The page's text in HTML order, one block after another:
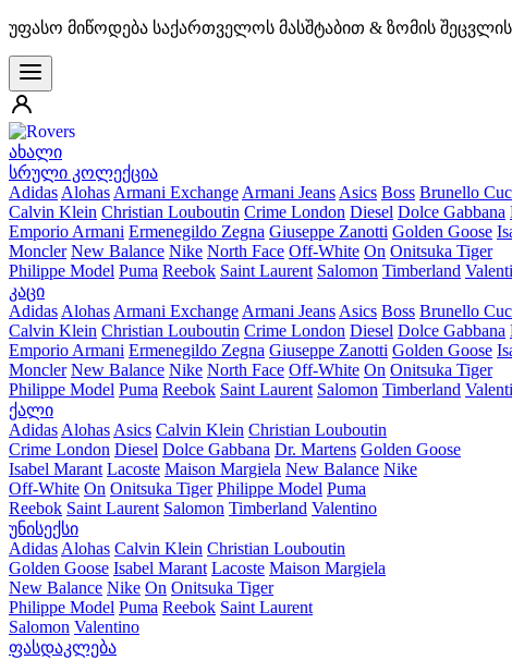
უფასო მიწოდება საქართველოს მასშტაბით & ზომის
ახალი
სრული კოლექცია
Adidas Alohas Armani Exchange Armani Jeans Asics Boss Brunello
Calvin Klein Christian Louboutin Crime London Diesel Dolce Gabbana
Emporio Armani Ermenegildo Zegna Giuseppe Zanotti Golden Goose
Moncler New Balance Nike North Face Off-White On Onitsuka Tiger
Philippe Model Puma Reebok Saint Laurent Salomon Timberland
კაცი
Adidas Alohas Armani Exchange Armani Jeans Asics Boss Brunello
Calvin Klein Christian Louboutin Crime London Diesel Dolce Gabbana
Emporio Armani Ermenegildo Zegna Giuseppe Zanotti Golden Goose
Moncler New Balance Nike North Face Off-White On Onitsuka Tiger
Philippe Model Puma Reebok Saint Laurent Salomon Timberland
ქალი
Adidas Alohas Asics Calvin Klein Christian Louboutin
Crime London Diesel Dolce Gabbana Dr. Martens Golden Goose
Isabel Marant Lacoste Maison Margiela New Balance Nike
Off-White On Onitsuka Tiger Philippe Model Puma
Reebok Saint Laurent Salomon Timberland Valentino
უნისექსი
Adidas Alohas Calvin Klein Christian Louboutin
Golden Goose Isabel Marant Lacoste Maison Margiela
New Balance Nike On Onitsuka Tiger
Philippe Model Puma Reebok Saint Laurent
Salomon Valentino
ფასდაკლება